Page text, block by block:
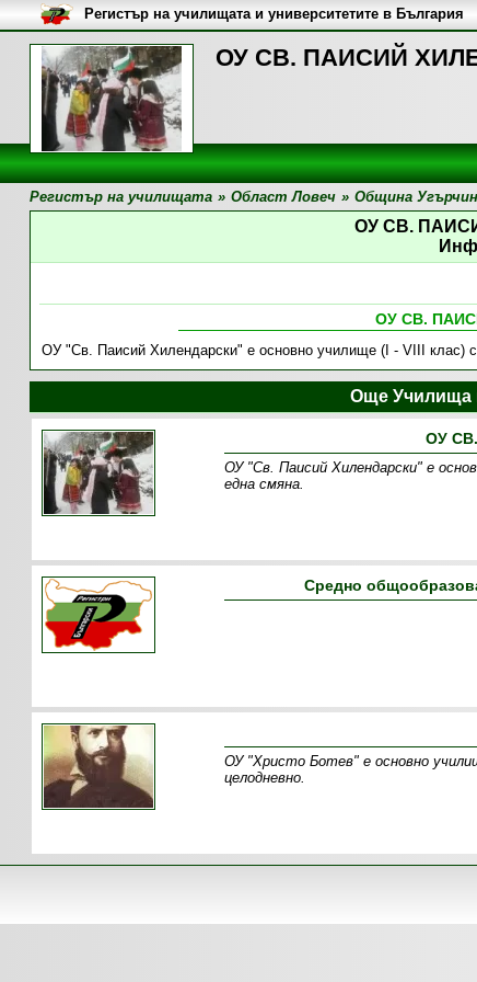
ОУ СВ. ПАИСИЙ
Регистър на училищата и университетите в България
Регистър на училищата » Област Ловеч » Община Угърчин
ОУ СВ.
ОУ СВ.
ОУ "Св. Паисий Хилендарски" е основно училище (І - VІІІ
Още Училища
ОУ
ОУ "Св. Паисий Хилендарски" е
една смяна .
Средно
ОУ "Христо Ботев" е основно
целодневно .